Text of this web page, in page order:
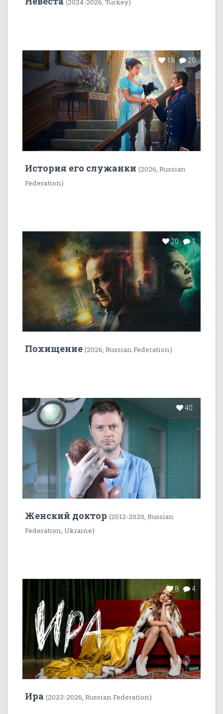
(2024-2026, Turkey)
18 20
История его служанки (2026, Russian
Federation)
20 1
Похищение (2026, Russian Federation)
40
Женский доктор (2012-2020, Russian
Federation, Ukraine)
8 4
Ира (2023-2026, Russian Federation)